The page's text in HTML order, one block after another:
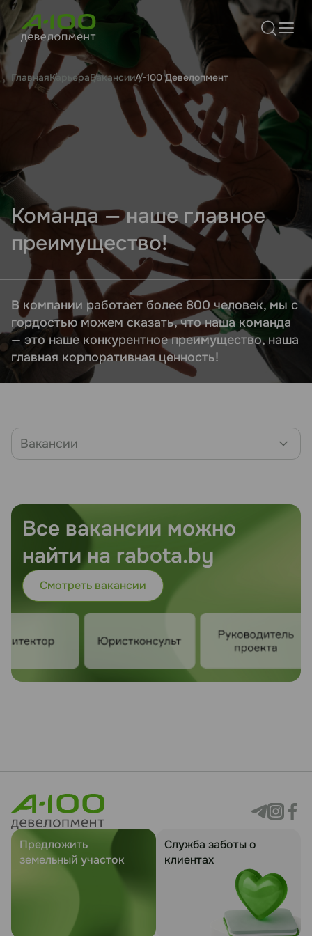
ГлавнаяКарьераВакансииА-100 Девелопмент
Команда — наше главное
преимущество!
В компании работает более 800 человек, мы с
гордостью можем сказать, что наша команда
— это наше конкурентное преимущество, наша
главная корпоративная ценность!
Вакансии
Все вакансии можно
найти на rabota.by
Смотреть вакансии
Предложить
земельный участок
Служба заботы о
клиентах